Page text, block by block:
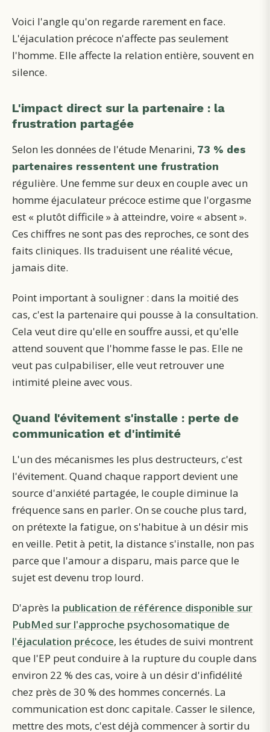
Voici l'angle qu'on regarde rarement en face.
L'éjaculation précoce n'affecte pas seulement
l'homme. Elle affecte la relation entière, souvent en
silence.
L'impact direct sur la partenaire : la
frustration partagée
Selon les données de l'étude Menarini, 73 % des
partenaires ressentent une frustration
régulière. Une femme sur deux en couple avec un
homme éjaculateur précoce estime que l'orgasme
est « plutôt difficile » à atteindre, voire « absent ».
Ces chiffres ne sont pas des reproches, ce sont des
faits cliniques. Ils traduisent une réalité vécue,
jamais dite.
Point important à souligner : dans la moitié des
cas, c'est la partenaire qui pousse à la consultation.
Cela veut dire qu'elle en souffre aussi, et qu'elle
attend souvent que l'homme fasse le pas. Elle ne
veut pas culpabiliser, elle veut retrouver une
intimité pleine avec vous.
Quand l'évitement s'installe : perte de
communication et d'intimité
L'un des mécanismes les plus destructeurs, c'est
l'évitement. Quand chaque rapport devient une
source d'anxiété partagée, le couple diminue la
fréquence sans en parler. On se couche plus tard,
on prétexte la fatigue, on s'habitue à un désir mis
en veille. Petit à petit, la distance s'installe, non pas
parce que l'amour a disparu, mais parce que le
sujet est devenu trop lourd.
D'après la publication de référence disponible sur
PubMed sur l'approche psychosomatique de
l'éjaculation précoce, les études de suivi montrent
que l'EP peut conduire à la rupture du couple dans
environ 22 % des cas, voire à un désir d'infidélité
chez près de 30 % des hommes concernés. La
communication est donc capitale. Casser le silence,
mettre des mots, c'est déjà commencer à sortir du